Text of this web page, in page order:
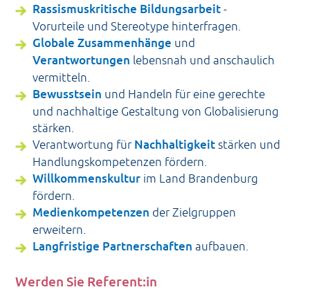
Rassismuskritische Bildungsarbeit -
Vorurteile und Stereotype hinterfragen.
Globale Zusammenhänge und
Verantwortungen lebensnah und anschaulich
vermitteln.
Bewusstsein und Handeln für eine gerechte
und nachhaltige Gestaltung von Globalisierung
stärken.
Verantwortung für Nachhaltigkeitstärken und
Handlungskompetenzen fördern.
Willkommenskultur im Land Brandenburg
fördern.
Medienkompetenzen der Zielgruppen
erweitern.
Langfristige Partnerschaften aufbauen.
Werden Sie Referent:in